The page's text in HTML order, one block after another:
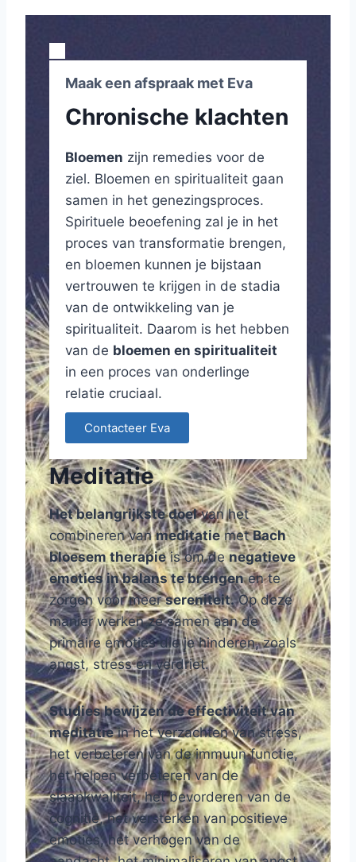
Maak een afspraak met Eva
Chronische klachten
Bloemen zijn remedies voor de
ziel. Bloemen en spiritualiteit gaan
samen in het genezingsproces.
Spirituele beoefening zal je in het
proces van transformatie brengen,
en bloemen kunnen je bijstaan
vertrouwen te krijgen in de stadia
van de ontwikkeling van je
spiritualiteit. Daarom is het hebben
van de bloemen en spiritualiteit
in een proces van onderlinge
relatie cruciaal.
Contacteer Eva
Meditatie
Het belangrijkste doelvan het
combineren vanmeditatiemetBach
bloesem therapieis om denegatieve
emoties in balans te brengenen te
zorgen voor meersereniteit.Op deze
manier werken ze samen aan de
primaire emoties die je hinderen, zoals
angst, stress en verdriet.
Studies bewijzen de effectiviteit van
meditatiein het verzachten van stress,
het verbeteren van de immuun functie,
het helpen verbeteren van de
slaapkwaliteit, het bevorderen van de
cognitie, het versterken van positieve
emoties, het verhogen van de